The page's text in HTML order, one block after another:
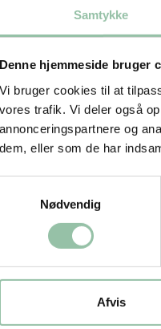
Samtykke
Denne hjemmeside bruger
Vi bruger cookies til at
vores trafik. Vi deler også
annonceringspartnere og
dem, eller som de har
Nødvendig
Afvis
Kog i ca. 15 minutter,
blend rodfrugter og
hak groft. Skyl timian
med ansjoser, æg
kom det i en skål med
rodfrugter. Tilsæt
smurte forme og bag
en flot, mørk
på et stykke
hakket timian.